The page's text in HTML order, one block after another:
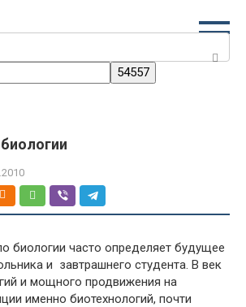
биологии часто определяет будущее
и завтрашнего студента. В век
и мощного продвижения на
именно биотехнологий, почти